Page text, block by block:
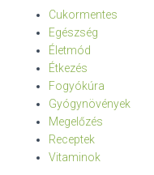
Cukormentes
Egészség
Életmód
Étkezés
Fogyókúra
Gyógynövények
Megelőzés
Receptek
Vitaminok